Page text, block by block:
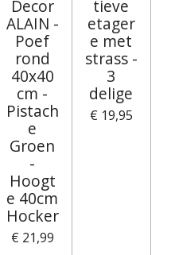
Decor
ALAIN -
Poef
rond
40x40
cm -
Pistach
e
Groen
-
Hoogt
e 40cm
Hocker
€ 21,99
tieve
etager
e met
strass -
3
delige
€ 19,95